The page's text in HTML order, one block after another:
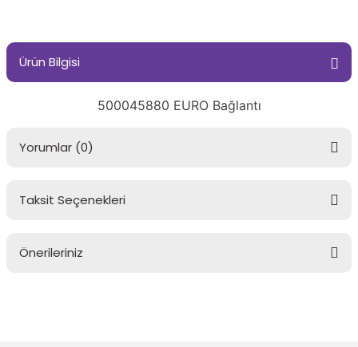
Ürün Bilgisi
500045880 EURO Bağlantı
Yorumlar (0)
Taksit Seçenekleri
Önerileriniz